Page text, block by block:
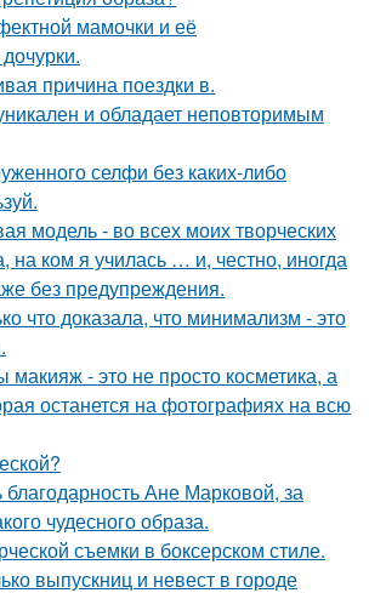
мамочки и её
причина поездки в.
и обладает неповторимым
селфи без каких-либо
модель - во всех моих творческих
на ком я училась … и, честно, иногда
без предупреждения.
что доказала, что минимализм - это
- это не просто косметика, а
останется на фотографиях на всю
Ане Марковой, за
чудесного образа.
съемки в боксерском стиле.
выпускниц и невест в городе